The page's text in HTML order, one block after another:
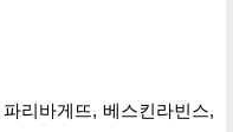
리바게뜨, 베스킨라빈스,